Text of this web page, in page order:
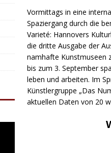
Vormittags in eine
Spaziergang durch die
Varieté: Hannovers
die dritte Ausgabe der
namhafte Kunstmuseen
bis zum 3. September
leben und arbeiten. Im
Künstlergruppe „Das
aktuellen Daten von 20